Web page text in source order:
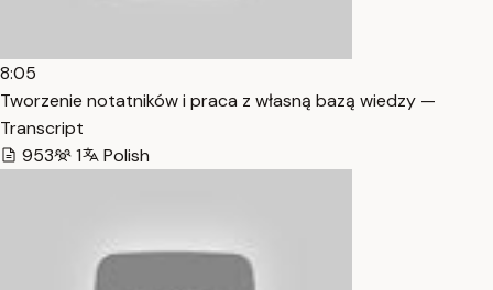
8:05
Tworzenie notatników i praca z własną bazą wiedzy —
Transcript
953
1 Polish